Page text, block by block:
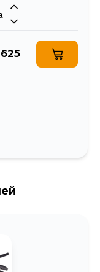
Двигатель
625